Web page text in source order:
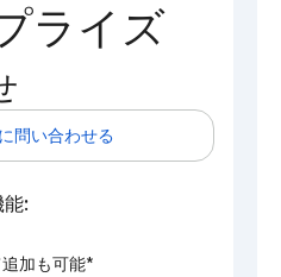
ライズ
問い合わせる
能:
加も可能*